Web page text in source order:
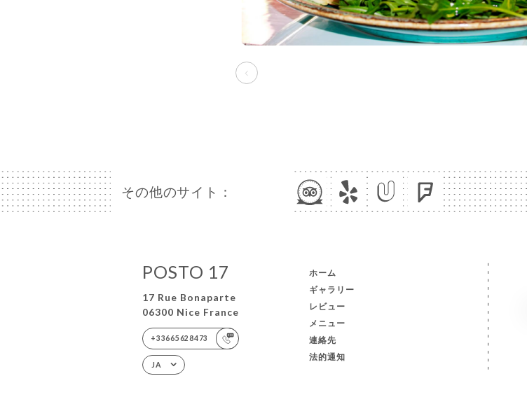
その他のサイト：
POSTO 17
17 Rue Bonaparte
06300 Nice France
+33665628473
JA
ホーム
ギャラリー
レビュー
メニュー
連絡先
法的通知